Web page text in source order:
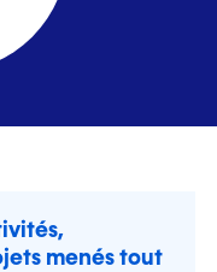
menés tout